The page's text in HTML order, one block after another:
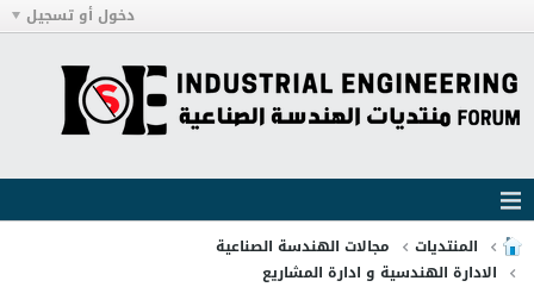
دخول أو تسجيل
المنتديات
مجالات الهندسة الصناعية
الادارة الهندسية و ادارة المشاريع